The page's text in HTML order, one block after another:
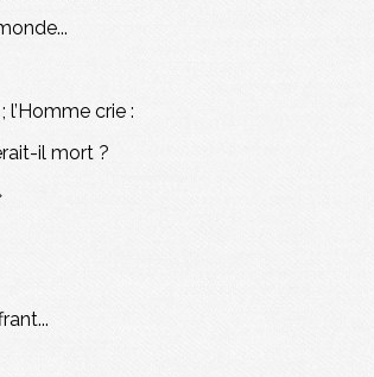
l’Homme crie :
il mort ?